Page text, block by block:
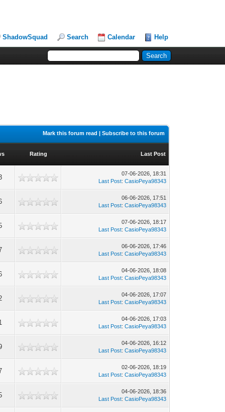
ShadowSquad Search Calendar Help
Mark this forum read |Subscribe to this forum
Rating Last Post
07-06-2026, 18:31
Last Post:CasioPeya98343
06-06-2026, 17:51
Last Post:CasioPeya98343
07-06-2026, 18:17
Last Post:CasioPeya98343
06-06-2026, 17:46
Last Post:CasioPeya98343
04-06-2026, 18:08
Last Post:CasioPeya98343
04-06-2026, 17:07
Last Post:CasioPeya98343
04-06-2026, 17:03
Last Post:CasioPeya98343
04-06-2026, 16:12
Last Post:CasioPeya98343
02-06-2026, 18:19
Last Post:CasioPeya98343
04-06-2026, 18:36
Last Post:CasioPeya98343